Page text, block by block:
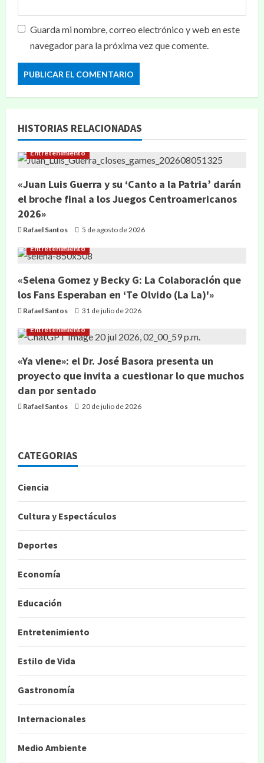
Guarda mi nombre, correo electrónico y web en este
navegador para la próxima vez que comente.
HISTORIAS RELACIONADAS
Entretenimiento
«Juan Luis Guerra y su ‘Canto a la Patria’ darán
el broche final a los Juegos Centroamericanos
2026»
Rafael Santos 5 de agosto de 2026
Entretenimiento
«Selena Gomez y Becky G: La Colaboración que
los Fans Esperaban en ‘Te Olvido (La La)'»
Rafael Santos 31 de julio de 2026
Entretenimiento
«Ya viene»: el Dr. José Basora presenta un
proyecto que invita a cuestionar lo que muchos
dan por sentado
Rafael Santos 20 de julio de 2026
CATEGORIAS
Ciencia
Cultura y Espectáculos
Deportes
Economía
Educación
Entretenimiento
Estilo de Vida
Gastronomía
Internacionales
Medio Ambiente